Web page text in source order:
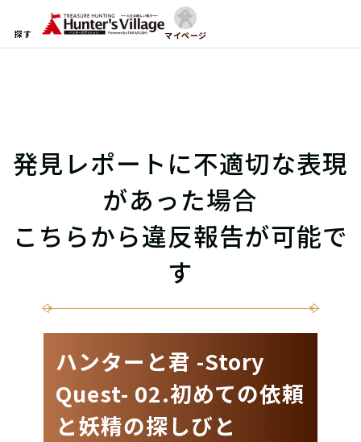
探す マイページ
発見レポートに不適切な表現
があった場合
こちらから違反報告が可能で
す
ハンターと君 -Story
Quest- 02.初めての依頼
と妖精の探しびと